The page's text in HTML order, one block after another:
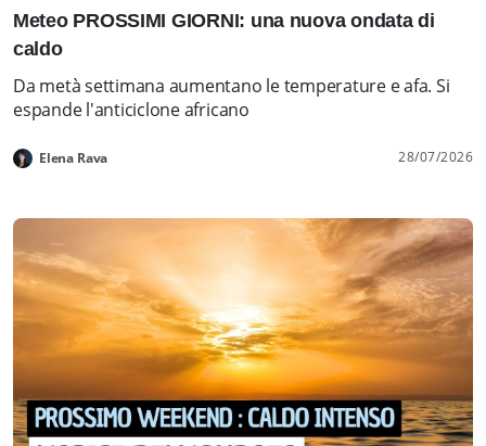
Meteo PROSSIMI GIORNI: una nuova ondata di
caldo
Da metà settimana aumentano le temperature e afa. Si
espande l'anticiclone africano
Elena Rava 28/07/2026